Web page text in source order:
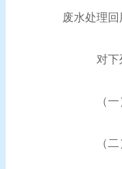
废水处理
对
（
（